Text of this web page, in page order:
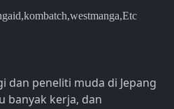
dan peneliti muda di Jepang
banyak kerja, dan